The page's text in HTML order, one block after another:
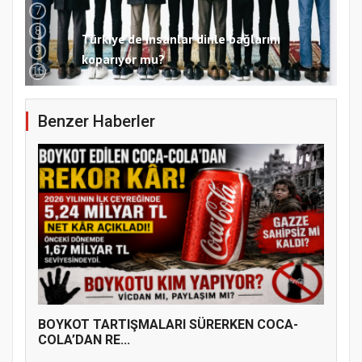
Türkiye’de insanlar dinle bağlarını
koparıyor mu?
Samsun Atakum’da 15 Temmuz Programı
7
8
9
10
Benzer Haberler
BOYKOT TARTIŞMALARI SÜRERKEN COCA-
COLA’DAN RE...